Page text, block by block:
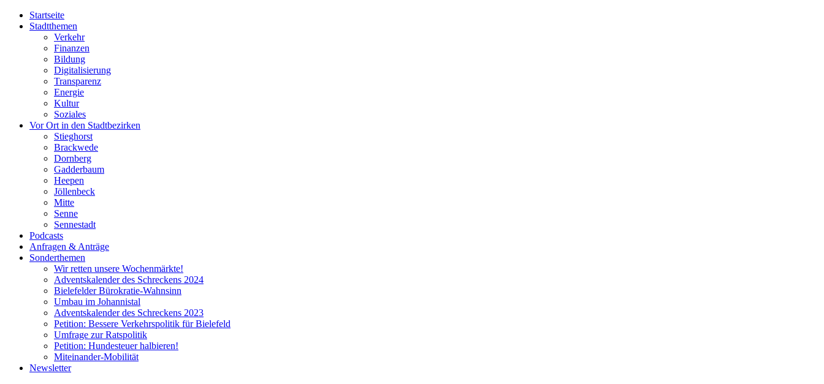
Startseite
Stadtthemen
Verkehr
Finanzen
Bildung
Digitalisierung
Transparenz
Energie
Kultur
Soziales
Vor Ort in den Stadtbezirken
Stieghorst
Brackwede
Dornberg
Gadderbaum
Heepen
Jöllenbeck
Mitte
Senne
Sennestadt
Podcasts
Anfragen & Anträge
Sonderthemen
Wir retten unsere Wochenmärkte!
Adventskalender des Schreckens 2024
Bielefelder Bürokratie-Wahnsinn
Umbau im Johannistal
Adventskalender des Schreckens 2023
Petition: Bessere Verkehrspolitik für Bielefeld​​
Umfrage zur Ratspolitik
Petition: Hundesteuer halbieren!
Miteinander-Mobilität
Newsletter